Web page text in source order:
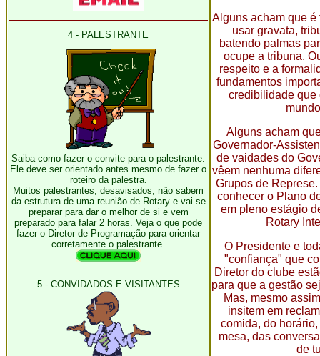
4 - PALESTRANTE
Saiba como fazer o convite para o palestrante.
Ele deve ser orientado antes mesmo de fazer o
roteiro da palestra.
Muitos palestrantes, desavisados, não sabem
da estrutura de uma reunião de Rotary e vai se
preparar para dar o melhor de si e vem
preparado para falar 2 horas. Veja o que pode
fazer o Diretor de Programação para orientar
corretamente o palestrante.
5 - CONVIDADOS E VISITANTES
Alguns acham que
usar gravata,
batendo palmas
ocupe a tribuna.
respeito e a
fundamentos
credibilidade que
Alguns acham
Governador-
de vaidades do
vêem nenhuma
Grupos de
conhecer o Plano
em pleno estágio
Rotary
O Presidente e
"confiança" que
Diretor do clube
para que a gestão
Mas, mesmo
insitem em
comida, do
mesa, das
de